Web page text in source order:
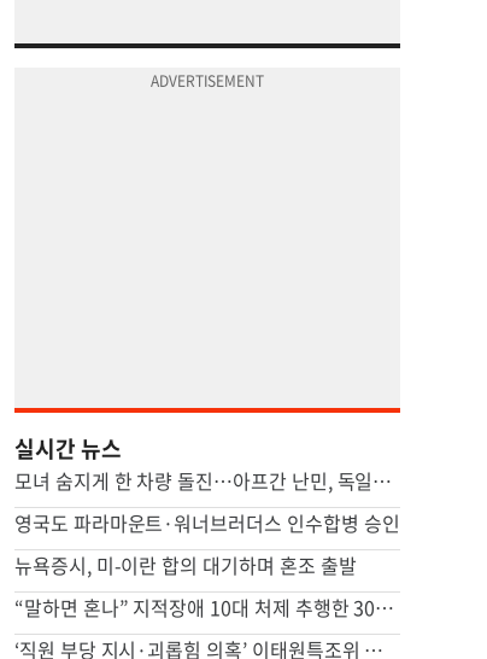
실시간 뉴스
모녀 숨지게 한 차량 돌진…아프간 난민, 독일서 종신형
영국도 파라마운트·워너브러더스 인수합병 승인
뉴욕증시, 미-이란 합의 대기하며 혼조 출발
“말하면 혼나” 지적장애 10대 처제 추행한 30대…장모도 추행
‘직원 부당 지시·괴롭힘 의혹’ 이태원특조위 조사국장 해임